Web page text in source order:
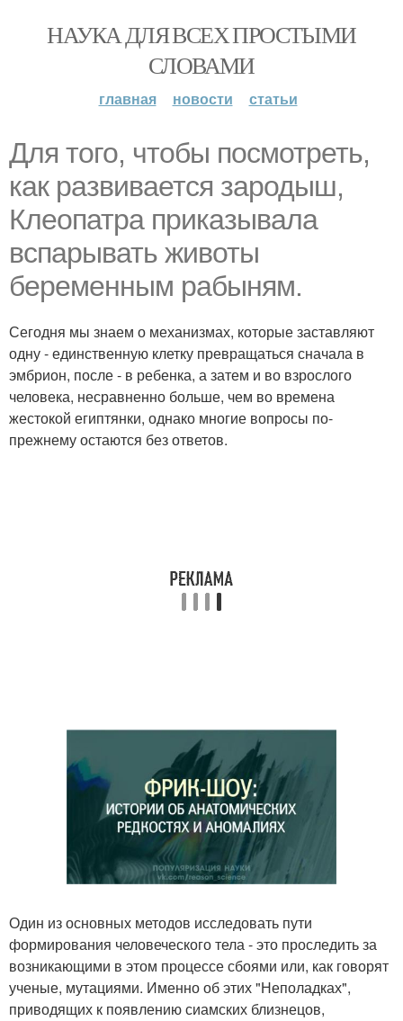
НАУКА ДЛЯ ВСЕХ ПРОСТЫМИ
СЛОВАМИ
главная новости статьи
Для того, чтобы посмотреть,
как развивается зародыш,
Клеопатра приказывала
вспарывать животы
беременным рабыням.
Сегодня мы знаем о механизмах, которые заставляют
одну - единственную клетку превращаться сначала в
эмбрион, после - в ребенка, а затем и во взрослого
человека, несравненно больше, чем во времена
жестокой египтянки, однако многие вопросы по-
прежнему остаются без ответов.
Один из основных методов исследовать пути
формирования человеческого тела - это проследить за
возникающими в этом процессе сбоями или, как говорят
ученые, мутациями. Именно об этих "Неполадках",
приводящих к появлению сиамских близнецов,